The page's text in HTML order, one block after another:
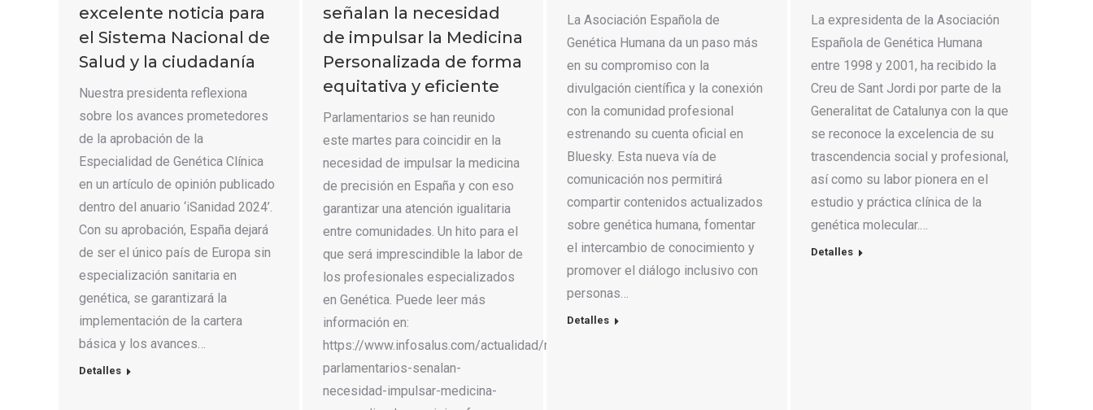
excelente noticia para
el Sistema Nacional de
Salud y la ciudadanía
Nuestra presidenta reflexiona
sobre los avances prometedores
de la aprobación de la
Especialidad de Genética Clínica
en un artículo de opinión publicado
dentro del anuario ‘iSanidad 2024’.
Con su aprobación, España dejará
de ser el único país de Europa sin
especialización sanitaria en
genética, se garantizará la
implementación de la cartera
básica y los avances…
Detalles
señalan la necesidad
de impulsar la Medicina
Personalizada de forma
equitativa y eficiente
Parlamentarios se han reunido
este martes para coincidir en la
necesidad de impulsar la medicina
de precisión en España y con eso
garantizar una atención igualitaria
entre comunidades. Un hito para el
que será imprescindible la labor de
los profesionales especializados
en Genética. Puede leer más
información en:
https://www.infosalus.com/actualidad/noticia-
parlamentarios-senalan-
necesidad-impulsar-medicina-
La Asociación Española de
Genética Humana da un paso más
en su compromiso con la
divulgación científica y la conexión
con la comunidad profesional
estrenando su cuenta oficial en
Bluesky. Esta nueva vía de
comunicación nos permitirá
compartir contenidos actualizados
sobre genética humana, fomentar
el intercambio de conocimiento y
promover el diálogo inclusivo con
personas…
Detalles
La expresidenta de la Asociación
Española de Genética Humana
entre 1998 y 2001, ha recibido la
Creu de Sant Jordi por parte de la
Generalitat de Catalunya con la que
se reconoce la excelencia de su
trascendencia social y profesional,
así como su labor pionera en el
estudio y práctica clínica de la
genética molecular.…
Detalles